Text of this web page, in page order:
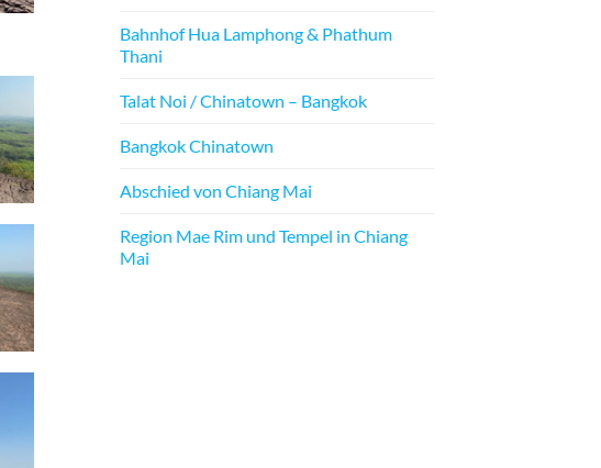
Bahnhof Hua Lamphong & Phathum
Thani
Talat Noi / Chinatown – Bangkok
Bangkok Chinatown
Abschied von Chiang Mai
Region Mae Rim und Tempel in Chiang
Mai